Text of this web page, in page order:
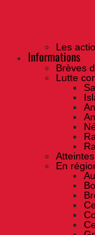
Les
Informations
Brèves
Lutte
En